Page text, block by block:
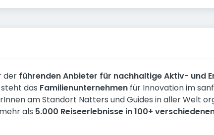
der führenden Anbieter für nachhaltige Aktiv- und
steht das Familienunternehmen für Innovation im
am Standort Natters und Guides in aller Welt
als 5.000 Reiseerlebnisse in 100+